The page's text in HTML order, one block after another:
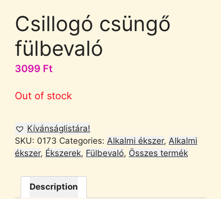
Csillogó csüngő
fülbevaló
3099 Ft
Out of stock
Kívánságlistára!
SKU: 0173 Categories: Alkalmi ékszer, Alkalmi
ékszer, Ékszerek, Fülbevaló, Összes termék
Description